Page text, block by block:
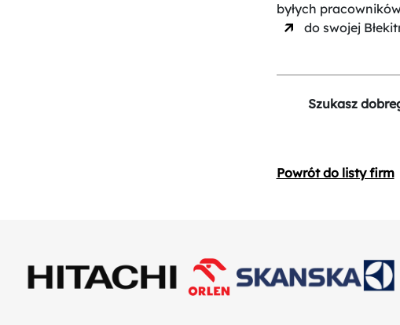
byłych
do swojej
Szukasz
Powrót do listy firm